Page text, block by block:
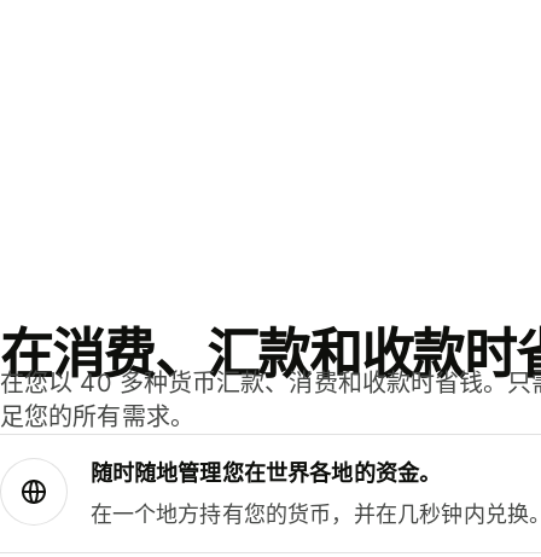
在消费、汇款和收款时
在您以 40 多种货币汇款、消费和收款时省钱。
足您的所有需求。
随时随地管理您在世界各地的资金。
在一个地方持有您的货币，并在几秒钟内兑换